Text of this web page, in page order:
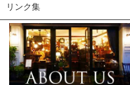
リンク集